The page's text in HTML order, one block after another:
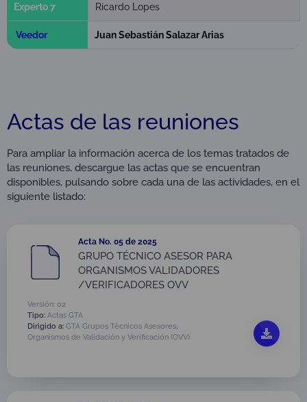
Veedor Juan Sebastián Salazar Arias
Experto 7 Ricardo Lopes
Actas de las reuniones
Para ampliar la información acerca de los temas tratados de
las reuniones, descargue las actas que se encuentran
disponibles, pulsando sobre cada una de las actividades, en el
siguiente listado:
Acta No. 05 de 2025
GRUPO TÉCNICO ASESOR PARA
ORGANISMOS VALIDADORES
/VERIFICADORES OVV
Versión: 02
Tipo: Actas GTA
Dirigido a: GTA Grupos Técnicos Asesores,
Organismos de Validación y Verificación (OVV)